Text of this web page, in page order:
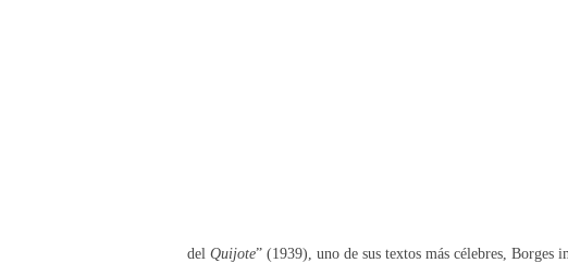
del Quijote” (1939), uno de sus textos más célebres,